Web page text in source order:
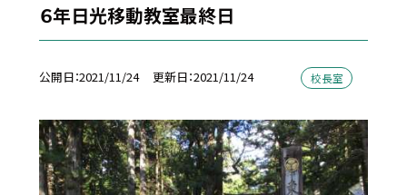
６年日光移動教室最終日
公開日 2021/11/24 更新日 2021/11/24 校長室